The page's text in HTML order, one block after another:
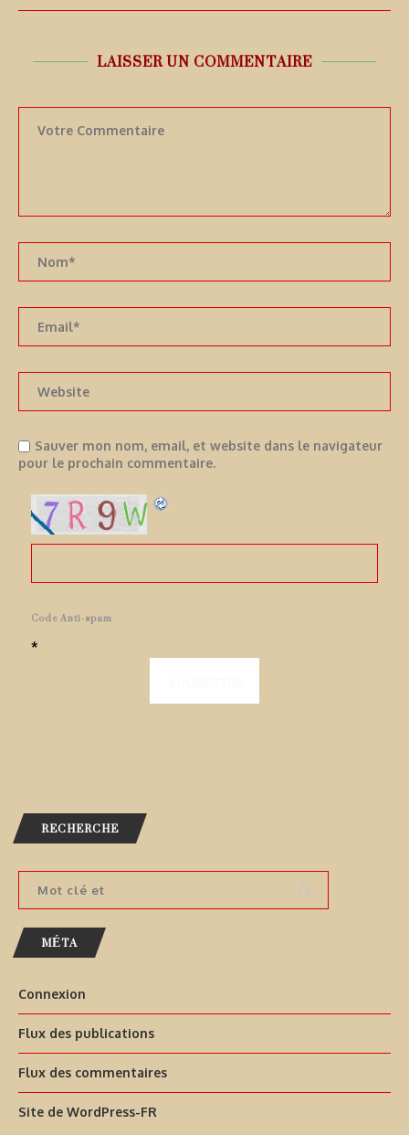
LAISSER UN COMMENTAIRE
Sauver mon nom, email, et website dans le navigateur
pour le prochain commentaire.
Code Anti-spam
*
RECHERCHE
MÉTA
Connexion
Flux des publications
Flux des commentaires
Site de WordPress-FR